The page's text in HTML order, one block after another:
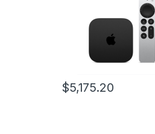
HDR10+, HLG – Dolby
5.1, Dolby Digital Plus
Surround, Dolby
Transmisión en
MPEG-4, M4V, MP4,
AAC v1, AAC, MP3,
Lossless, FLAC, AIFF,
$5,175.20